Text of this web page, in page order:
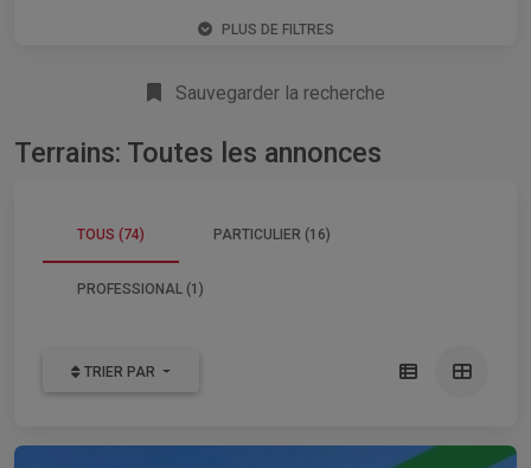
PLUS DE FILTRES
Sauvegarder la recherche
Terrains: Toutes les annonces
TOUS (74) PARTICULIER (16)
PROFESSIONAL (1)
TRIER PAR